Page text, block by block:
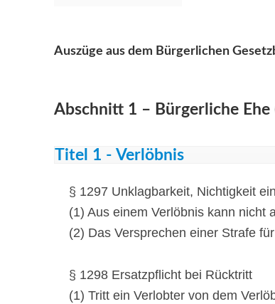
Auszüge aus dem Bürgerlichen
Abschnitt 1 – Bürgerliche Ehe
Titel 1 - Verlöbnis
§ 1297 Unklagbarkeit, Nichtigkeit
(1) Aus einem Verlöbnis kann nicht
(2) Das Versprechen einer Strafe
§ 1298 Ersatzpflicht bei Rücktritt
(1) Tritt ein Verlobter von dem